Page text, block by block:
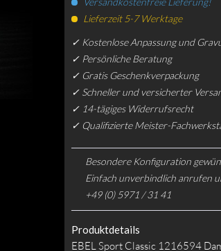
Lieferzeit 5-7 Werktage
✓ Kostenlose Anpassung und
✓ Persönliche Beratung
✓ Gratis Geschenkverpackung
✓ Schneller und versicherter
✓ 14-tägiges Widerrufsrecht
✓ Qualifizierte Meister-
Besondere Konfiguration
Einfach unverbindlich anrufen
+49 (0) 5971 / 31 41
Produktdetails
EBEL Sport Classic 1216594